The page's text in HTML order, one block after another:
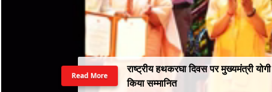
राष्ट्रीय हथकरघा दिवस पर मुख्यमंत्री
किया सम्मानित
Read More